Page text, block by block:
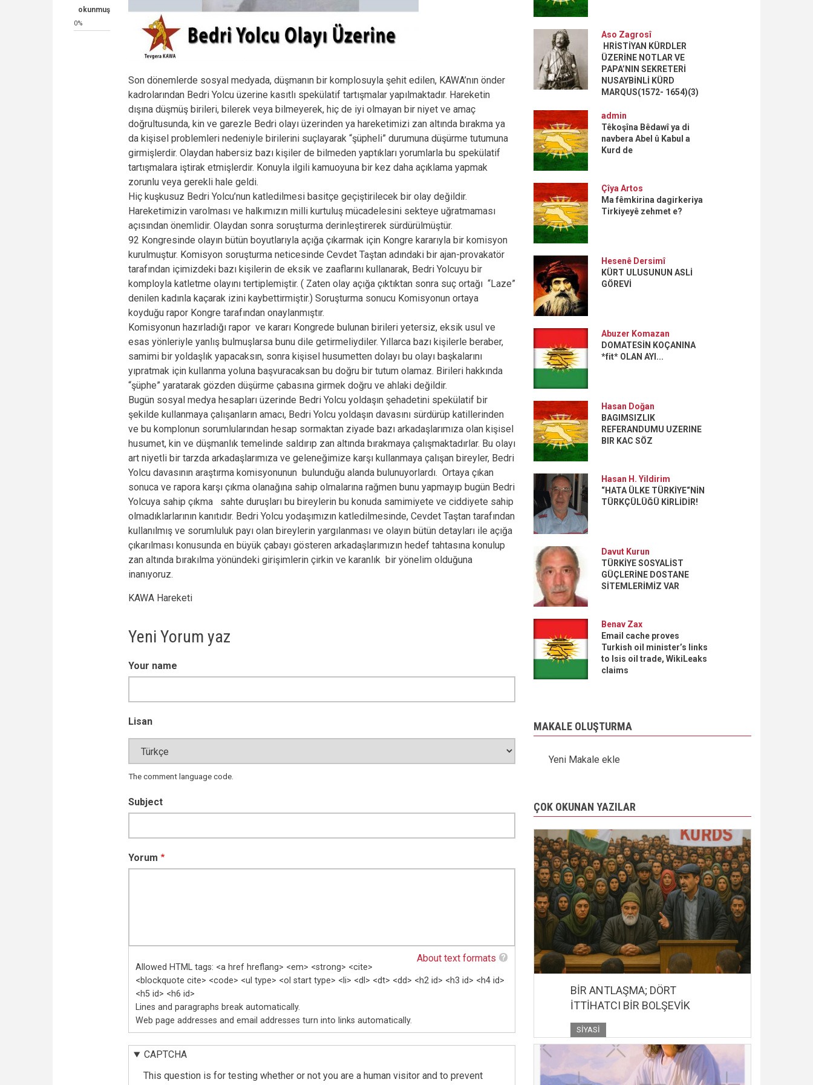
okunmuş
0%
Son dönemlerde sosyal medyada, düşmanın bir komplosuyla şehit edilen, KAWA’nın önder
kadrolarından Bedri Yolcu üzerine kasıtlı spekülatif tartışmalar yapılmaktadır. Hareketin
dışına düşmüş birileri, bilerek veya bilmeyerek, hiç de iyi olmayan bir niyet ve amaç
doğrultusunda, kin ve garezle Bedri olayı üzerinden ya hareketimizi zan altında bırakma ya
da kişisel problemleri nedeniyle birilerini suçlayarak “şüpheli” durumuna düşürme tutumuna
girmişlerdir. Olaydan habersiz bazı kişiler de bilmeden yaptıkları yorumlarla bu spekülatif
tartışmalara iştirak etmişlerdir. Konuyla ilgili kamuoyuna bir kez daha açıklama yapmak
zorunlu veya gerekli hale geldi.
Hiç kuşkusuz Bedri Yolcu’nun katledilmesi basitçe geçiştirilecek bir olay değildir.
Hareketimizin varolması ve halkımızın milli kurtuluş mücadelesini sekteye uğratmaması
açısından önemlidir. Olaydan sonra soruşturma derinleştirerek sürdürülmüştür.
92 Kongresinde olayın bütün boyutlarıyla açığa çıkarmak için Kongre kararıyla bir komisyon
kurulmuştur. Komisyon soruşturma neticesinde Cevdet Taştan adındaki bir ajan-provakatör
tarafından içimizdeki bazı kişilerin de eksik ve zaaflarını kullanarak, Bedri Yolcuyu bir
komployla katletme olayını tertiplemiştir. ( Zaten olay açığa çıktıktan sonra suç ortağı “Laze”
denilen kadınla kaçarak izini kaybettirmiştir.) Soruşturma sonucu Komisyonun ortaya
koyduğu rapor Kongre tarafından onaylanmıştır.
Komisyonun hazırladığı rapor ve kararı Kongrede bulunan birileri yetersiz, eksik usul ve
esas yönleriyle yanlış bulmuşlarsa bunu dile getirmeliydiler. Yıllarca bazı kişilerle beraber,
samimi bir yoldaşlık yapacaksın, sonra kişisel husumetten dolayı bu olayı başkalarını
yıpratmak için kullanma yoluna başvuracaksan bu doğru bir tutum olamaz. Birileri hakkında
“şüphe” yaratarak gözden düşürme çabasına girmek doğru ve ahlaki değildir.
Bugün sosyal medya hesapları üzerinde Bedri Yolcu yoldaşın şehadetini spekülatif bir
şekilde kullanmaya çalışanların amacı, Bedri Yolcu yoldaşın davasını sürdürüp katillerinden
ve bu komplonun sorumlularından hesap sormaktan ziyade bazı arkadaşlarımıza olan kişisel
husumet, kin ve düşmanlık temelinde saldırıp zan altında bırakmaya çalışmaktadırlar. Bu olayı
art niyetli bir tarzda arkadaşlarımıza ve geleneğimize karşı kullanmaya çalışan bireyler, Bedri
Yolcu davasının araştırma komisyonunun bulunduğu alanda bulunuyorlardı. Ortaya çıkan
sonuca ve rapora karşı çıkma olanağına sahip olmalarına rağmen bunu yapmayıp bugün Bedri
Yolcuya sahip çıkma sahte duruşları bu bireylerin bu konuda samimiyete ve ciddiyete sahip
olmadıklarlarının kanıtıdır. Bedri Yolcu yodaşımızın katledilmesinde, Cevdet Taştan tarafından
kullanılmış ve sorumluluk payı olan bireylerin yargılanması ve olayın bütün detayları ile açığa
çıkarılması konusunda en büyük çabayı gösteren arkadaşlarımızın hedef tahtasına konulup
zan altında bırakılma yönündeki girişimlerin çirkin ve karanlık bir yönelim olduğuna
inanıyoruz.
KAWA Hareketi
Yeni Yorum yaz
Your name
Lisan
The comment language code.
Subject
Yorum
About text formats
Allowed HTML tags: <a href hreflang> <em> <strong> <cite>
<blockquote cite> <code> <ul type> <ol start type> <li> <dl> <dt> <dd> <h2 id> <h3 id> <h4 id>
<h5 id> <h6 id>
Lines and paragraphs break automatically.
Web page addresses and email addresses turn into links automatically.
CAPTCHA
This question is for testing whether or not you are a human visitor and to prevent
Aso Zagrosî
HRİSTİYAN KÜRDLER
ÜZERİNE NOTLAR VE
PAPA’NIN SEKRETERİ
NUSAYBİNLİ KÜRD
MARQUS(1572- 1654)(3)
admin
Têkoşîna Bêdawî ya di
navbera Abel û Kabul a
Kurd de
Çîya Artos
Ma fêmkirina dagirkeriya
Tirkiyeyê zehmet e?
Hesenê Dersimî
KÜRT ULUSUNUN ASLİ
GÖREVİ
Abuzer Komazan
DOMATESİN KOÇANINA
*fit* OLAN AYI...
Hasan Doğan
BAGIMSIZLIK
REFERANDUMU UZERINE
BIR KAC SÖZ
Hasan H. Yildirim
“HATA ÜLKE TÜRKİYE“NİN
TÜRKÇÜLÜĞÜ KİRLİDİR!
Davut Kurun
TÜRKİYE SOSYALİST
GÜÇLERİNE DOSTANE
SİTEMLERİMİZ VAR
Benav Zax
Email cache proves
Turkish oil minister’s links
to Isis oil trade, WikiLeaks
claims
MAKALE OLUŞTURMA
Yeni Makale ekle
ÇOK OKUNAN YAZILAR
BİR ANTLAŞMA; DÖRT
İTTİHATCI BİR BOLŞEVİK
SIYASI